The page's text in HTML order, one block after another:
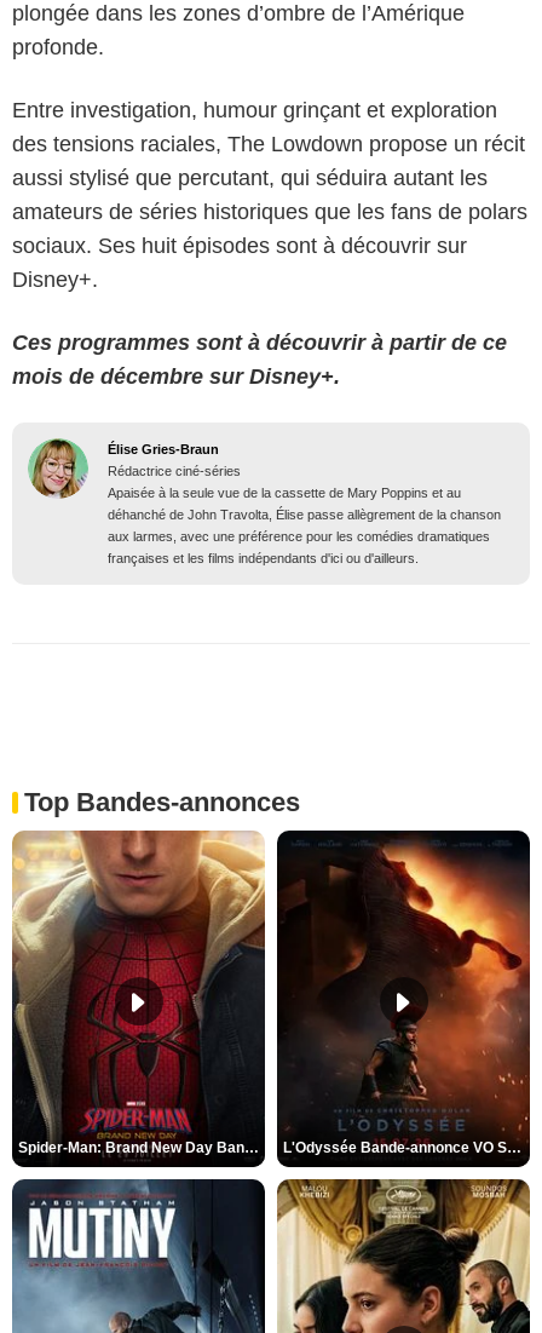
plongée dans les zones d’ombre de l’Amérique
profonde.
Entre investigation, humour grinçant et exploration
des tensions raciales, The Lowdown propose un récit
aussi stylisé que percutant, qui séduira autant les
amateurs de séries historiques que les fans de polars
sociaux. Ses huit épisodes sont à découvrir sur
Disney+.
Ces programmes sont à découvrir à partir de ce
mois de décembre sur Disney+.
Élise Gries-Braun
Rédactrice ciné-séries
Apaisée à la seule vue de la cassette de Mary Poppins et au
déhanché de John Travolta, Élise passe allègrement de la chanson
aux larmes, avec une préférence pour les comédies dramatiques
françaises et les films indépendants d'ici ou d'ailleurs.
Top Bandes-annonces
Spider-Man: Brand New Day Bande-annonce VO STFR L'Odyssée Bande-annonce VO STFR